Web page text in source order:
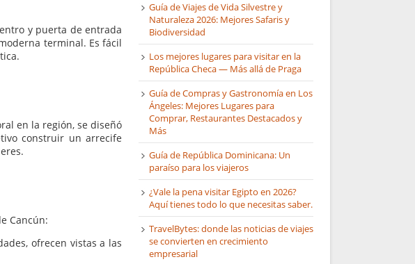
y puerta de entrada
terminal. Es fácil
en la región, se diseñó
construir un arrecife
Cancún:
ofrecen vistas a las
Guía de Viajes de Vida Silvestre y
Naturaleza 2026: Mejores Safaris y
Biodiversidad
Los mejores lugares para visitar en la
República Checa — Más allá de Praga
Guía de Compras y Gastronomía en Los
Ángeles: Mejores Lugares para
Comprar, Restaurantes Destacados y
Más
Guía de República Dominicana: Un
paraíso para los viajeros
¿Vale la pena visitar Egipto en 2026?
Aquí tienes todo lo que necesitas saber.
TravelBytes: donde las noticias de viajes
se convierten en crecimiento
empresarial